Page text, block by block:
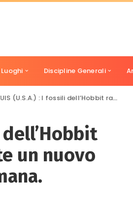
Luoghi Discipline Generali
fossili dell’Hobbit rappresentano probabilmente un nuovo ramo della famiglia umana.
dell’Hobbit
un nuovo